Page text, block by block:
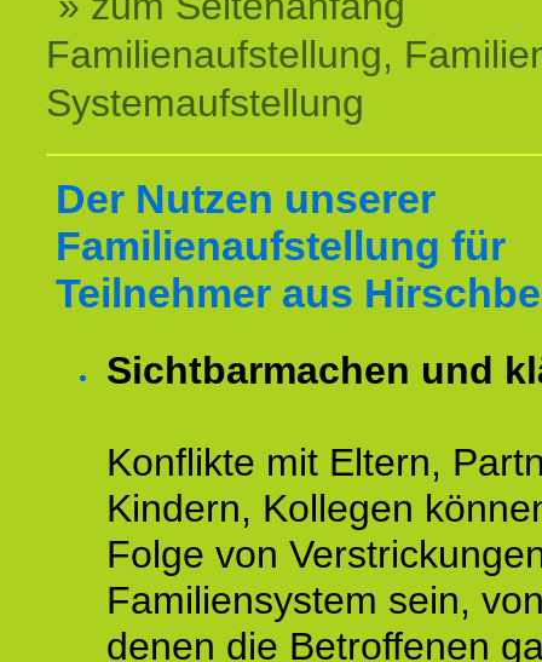
Familienaufstellung,
Systemaufstellung
Der Nutzen unserer
Familienaufstellung für
Teilnehmer aus
Sichtbarmachen und
Konflikte mit Eltern,
Kindern, Kollegen
Folge von
Familiensystem sein,
denen die Betroffenen